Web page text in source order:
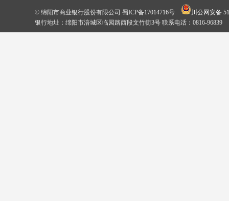
© 绵阳市商业银行股份有限公司 蜀ICP备17014716号
川公网安备
银行地址：绵阳市涪城区临园路西段文竹街3号 联系电话：0816-96839